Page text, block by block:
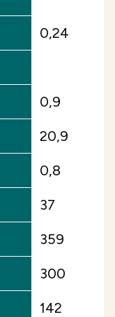
0,24
0,9
20,9
0,8
37
359
300
142